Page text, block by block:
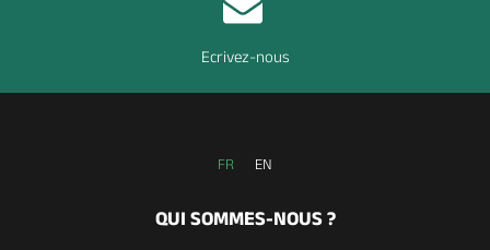
Ecrivez-nous
FR EN
QUI SOMMES-NOUS ?